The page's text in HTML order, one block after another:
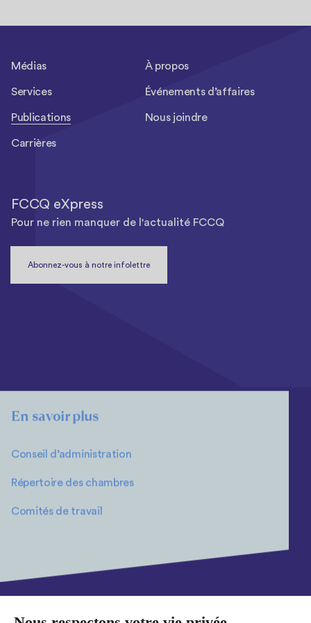
En savoir plus
Conseil d’administration
Répertoire des chambres
Comités de travail
Médias À propos
Services Événements d’affaires
Publications Nous joindre
Carrières
FCCQ eXpress
Pour ne rien manquer de l'actualité FCCQ
Abonnez-vous à notre infolettre